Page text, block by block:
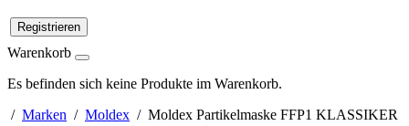
Registrieren
Warenkorb
Es befinden sich keine Produkte im Warenkorb.
/ Marken / Moldex / Moldex Partikelmaske FFP1 KLASSIKER